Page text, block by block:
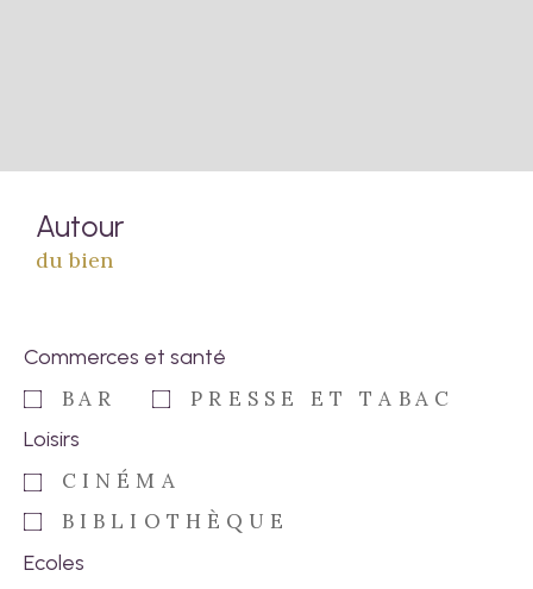
Autour
du bien
Commerces et santé
BAR
PRESSE ET TABAC
Loisirs
CINÉMA
BIBLIOTHÈQUE
Ecoles